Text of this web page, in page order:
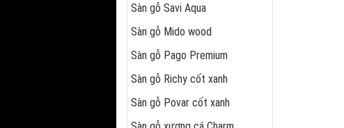
Sàn gỗ Savi Aqua
Sàn gỗ Mido wood
Sàn gỗ Pago Premium
Sàn gỗ Richy cốt xanh
Sàn gỗ Povar cốt xanh